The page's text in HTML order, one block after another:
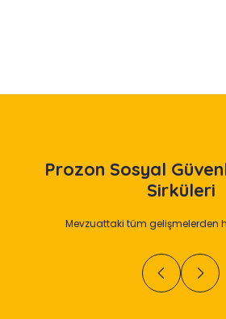
Prozon Sosyal
Sirküleri
Mevzuattaki tüm gelişmelerden